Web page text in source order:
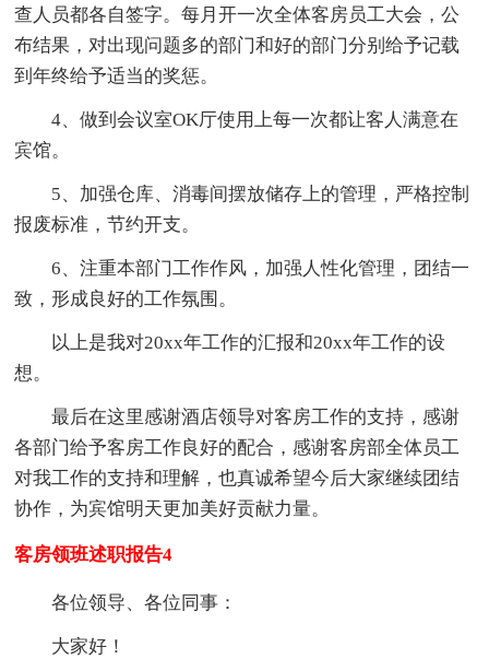
查人员都各自签字。每月开一次全体客房员工大会，公
布结果，对出现问题多的部门和好的部门分别给予记载
到年终给予适当的奖惩。
4、做到会议室OK厅使用上每一次都让客人满意在
宾馆。
5、加强仓库、消毒间摆放储存上的管理，严格控制
报废标准，节约开支。
6、注重本部门工作作风，加强人性化管理，团结一
致，形成良好的工作氛围。
以上是我对20xx年工作的汇报和20xx年工作的设
想。
最后在这里感谢酒店领导对客房工作的支持，感谢
各部门给予客房工作良好的配合，感谢客房部全体员工
对我工作的支持和理解，也真诚希望今后大家继续团结
协作，为宾馆明天更加美好贡献力量。
客房领班述职报告4
各位领导、各位同事：
大家好！